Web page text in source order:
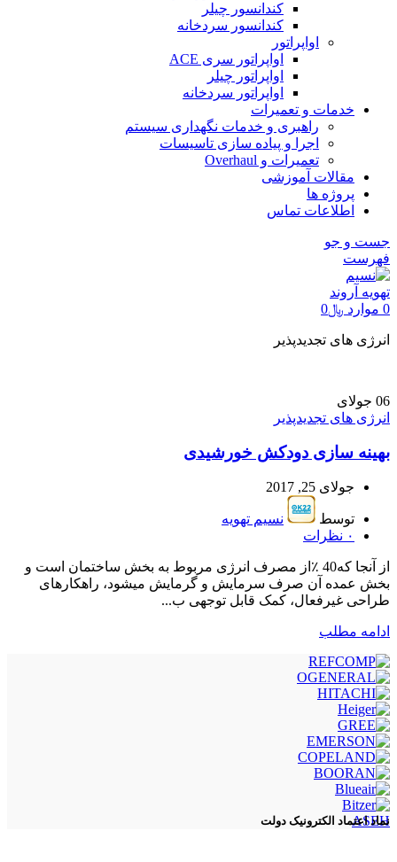
کندانسور چیلر
کندانسور سردخانه
اواپراتور
اواپراتور سری ACE
اواپراتور چیلر
اواپراتور سردخانه
خدمات و تعمیرات
راهبری و خدمات نگهداری سیستم
اجرا و پیاده سازی تاسیسات
تعمیرات و Overhaul
مقالات آموزشی
پروژه ها
اطلاعات تماس
جست و جو
فهرست
0 موارد ﷼0
انرژی های تجدیدپذیر
06 جولای
انرژی های تجدیدپذیر
بهینه سازی دودکش خورشیدی
جولای 25, 2017
توسط
نسیم تهویه
۰ نظرات
از آنجا که40 ٪از مصرف انرژی مربوط به بخش ساختمان است و
بخش عمده آن صرف سرمایش و گرمایش میشود، راهکارهای
طراحی غیرفعال، کمک قابل توجهی ب...
ادامه مطلب
ASEH
نماد اعتماد الکترونیک دولت